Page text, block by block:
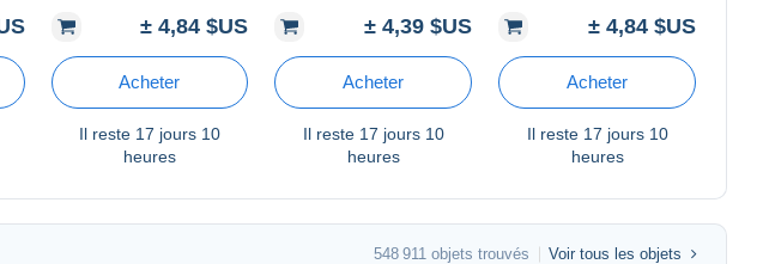
± 4,84 $US
Acheter
Il reste 17 jours 10
heures
± 4,39 $US
Acheter
Il reste 17 jours 10
heures
possible de Rodolphe
Delacroix (2012)
± 4,84 $US
Acheter
Il reste 17 jours 10
heures
548 911 objets trouvés Voir tous les objets